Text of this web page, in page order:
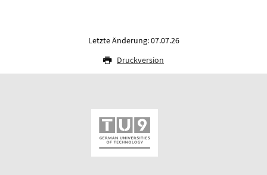
Letzte Änderung: 07.07.26
Druckversion